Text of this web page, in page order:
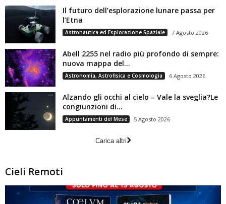
Il futuro dell’esplorazione lunare passa per
l’Etna
Astronautica ed Esplorazione Spaziale 7 Agosto 2026
Abell 2255 nel radio più profondo di sempre:
nuova mappa del...
Astronomia, Astrofisica e Cosmologia 6 Agosto 2026
Alzando gli occhi al cielo – Vale la sveglia?Le
congiunzioni di...
Appuntamenti del Mese 5 Agosto 2026
Carica altri
Cieli Remoti